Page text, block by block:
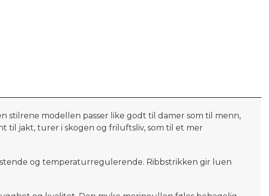
stilrene modellen passer like godt til damer som til menn,
til jakt, turer i skogen og friluftsliv, som til et mer
og temperaturregulerende. Ribbstrikken gir luen